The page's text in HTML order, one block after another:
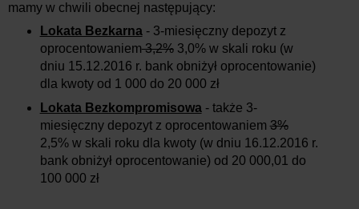
mamy w chwili obecnej następujący:
Lokata Bezkarna- 3-miesięczny depozyt z
oprocentowaniem3,2%3,0% w skali roku (w
dniu 15.12.2016 r. bank obniżył oprocentowanie)
dla kwoty od 1 000 do 20 000 zł
Lokata Bezkompromisowa- także 3-
miesięczny depozyt z oprocentowaniem3%
2,5% w skali roku dla kwoty (w dniu 16.12.2016 r.
bank obniżył oprocentowanie) od 20 000,01 do
100 000 zł